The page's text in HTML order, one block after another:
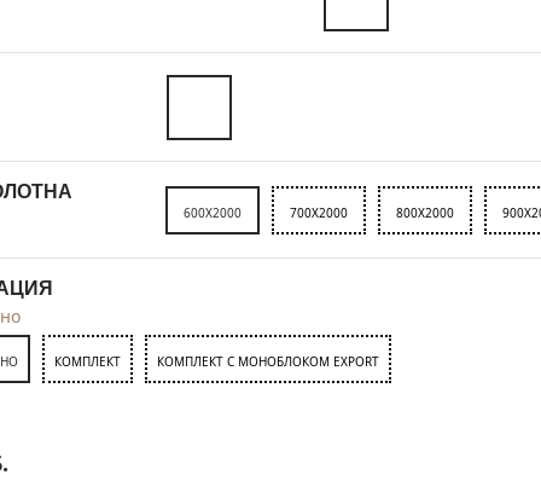
600X2000 700X2000 800X2000
КОМПЛЕКТ КОМПЛЕКТ С МОНОБЛОКОМ EXPORT